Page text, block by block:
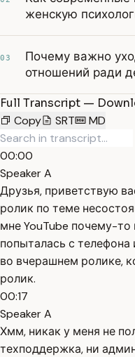
женскую
03
Почему важно
отношений ради
Full Transcript —
Copy
SRT MD
00:00
Speaker A
Друзья, приветствую
ролик по теме
мне YouTube почему-то
попыталась с
во вчерашнем ролике,
ролик.
00:17
Speaker A
Хмм, никак у меня не
техподдержка, ни